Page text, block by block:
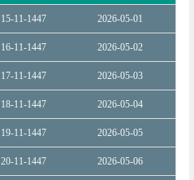
2026-05-01
15-11-1447
2026-05-02
16-11-1447
2026-05-03
17-11-1447
2026-05-04
18-11-1447
2026-05-05
19-11-1447
2026-05-06
20-11-1447